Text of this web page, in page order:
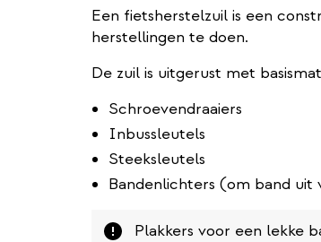
Een fietsherstelzuil is een
herstellingen te doen.
De zuil is uitgerust met
Schroevendraaiers
Inbussleutels
Steeksleutels
Bandenlichters (om band
Attention
Plakkers voor een lekke